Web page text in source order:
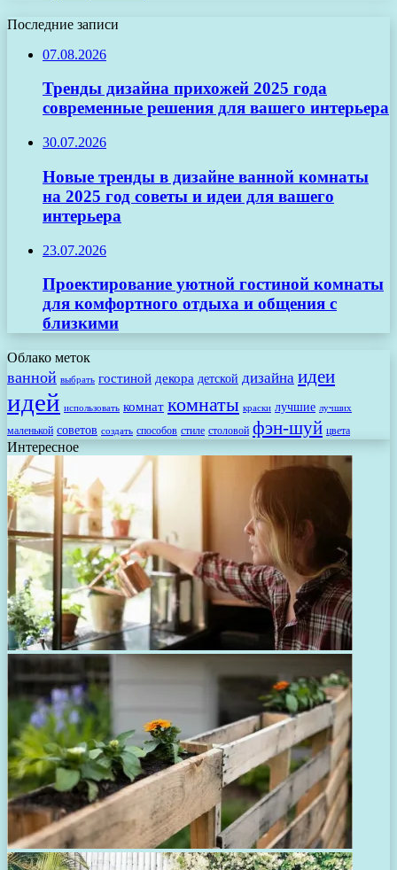
Последние записи
07.08.2026
Тренды дизайна прихожей 2025 года
современные решения для вашего интерьера
30.07.2026
Новые тренды в дизайне ванной комнаты
на 2025 год советы и идеи для вашего
интерьера
23.07.2026
Проектирование уютной гостиной комнаты
для комфортного отдыха и общения с
близкими
Облако меток
ванной выбрать гостиной декора детской дизайна идеи
идей использовать комнат комнаты краски лучшие лучших
маленькой советов создать способов стиле столовой фэн-шуй цвета
Интересное